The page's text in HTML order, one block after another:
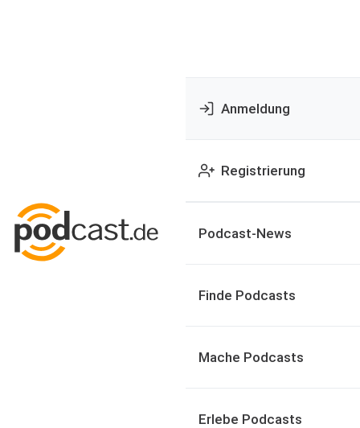
Anmeldung
Registrierung
Podcast-News
Finde Podcasts
Mache Podcasts
Erlebe Podcasts